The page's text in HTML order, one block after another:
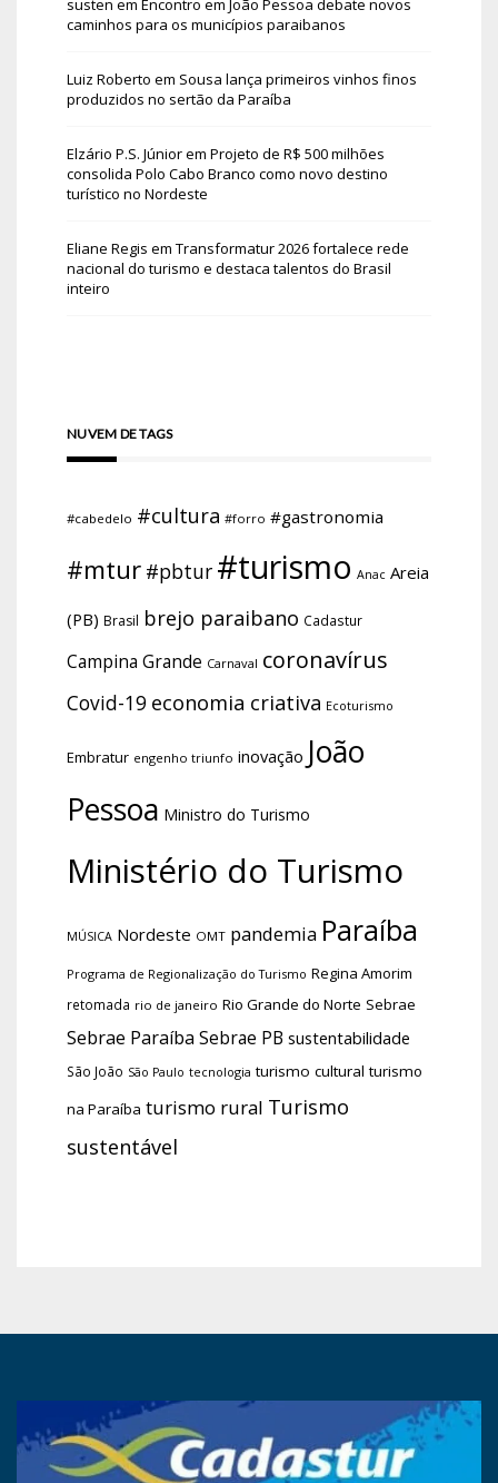
susten em Encontro em João Pessoa debate novos
caminhos para os municípios paraibanos
Luiz Roberto em Sousa lança primeiros vinhos finos
produzidos no sertão da Paraíba
Elzário P.S. Júniorem Projeto de R$ 500 milhões
consolida Polo Cabo Branco como novo destino
turístico no Nordeste
Eliane Regis em Transformatur 2026 fortalece rede
nacional do turismo e destaca talentos do Brasil
inteiro
NUVEM DE TAGS
#cabedelo #cultura #forro #gastronomia
#mtur #pbtur #turismo Anac Areia
(PB) Brasil brejo paraibano Cadastur
Campina Grande Carnaval coronavírus
Covid-19 economia criativa Ecoturismo
Embratur engenho triunfo inovação João
Pessoa Ministro do Turismo
Ministério do Turismo
MÚSICA Nordeste OMT pandemia Paraíba
Programa de Regionalização do Turismo Regina Amorim
retomada rio de janeiro Rio Grande do Norte Sebrae
Sebrae Paraíba Sebrae PB sustentabilidade
São João São Paulo tecnologia turismo cultural turismo
na Paraíba turismo rural Turismo
sustentável